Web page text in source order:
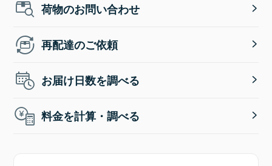
荷物のお問い合わせ
再配達のご依頼
お届け日数を調べる
料金を計算・調べる